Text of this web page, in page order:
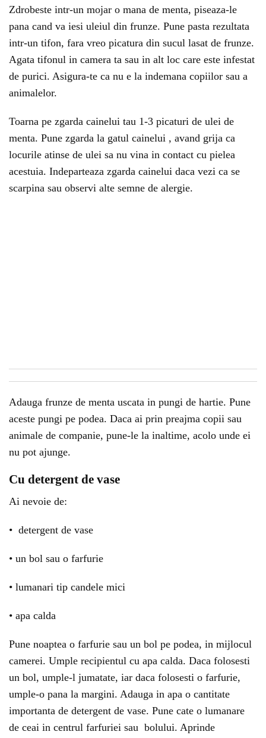
Zdrobeste intr-un mojar o mana de menta, piseaza-le
pana cand va iesi uleiul din frunze. Pune pasta rezultata
intr-un tifon, fara vreo picatura din sucul lasat de frunze.
Agata tifonul in camera ta sau in alt loc care este infestat
de purici. Asigura-te ca nu e la indemana copiilor sau a
animalelor.
Toarna pe zgarda cainelui tau 1-3 picaturi de ulei de
menta. Pune zgarda la gatul cainelui , avand grija ca
locurile atinse de ulei sa nu vina in contact cu pielea
acestuia. Indeparteaza zgarda cainelui daca vezi ca se
scarpina sau observi alte semne de alergie.
Adauga frunze de menta uscata in pungi de hartie. Pune
aceste pungi pe podea. Daca ai prin preajma copii sau
animale de companie, pune-le la inaltime, acolo unde ei
nu pot ajunge.
Cu detergent de vase
Ai nevoie de:
• detergent de vase
• un bol sau o farfurie
• lumanari tip candele mici
• apa calda
Pune noaptea o farfurie sau un bol pe podea, in mijlocul
camerei. Umple recipientul cu apa calda. Daca folosesti
un bol, umple-l jumatate, iar daca folosesti o farfurie,
umple-o pana la margini. Adauga in apa o cantitate
importanta de detergent de vase. Pune cate o lumanare
de ceai in centrul farfuriei sau bolului. Aprinde